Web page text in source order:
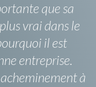
que sa
vrai dans le
il est
entreprise.
à